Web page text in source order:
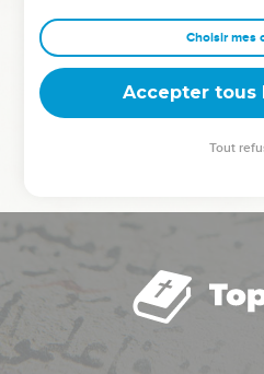
clés pour avancer avec plus de
deviennent vos tremplins. Que
équipe, un groupe ou une
Choisir mes
Accepter tous
Tout